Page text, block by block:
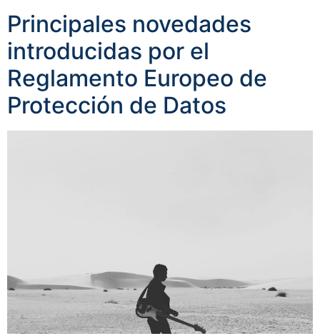
Principales novedades
introducidas por el
Reglamento Europeo de
Protección de Datos